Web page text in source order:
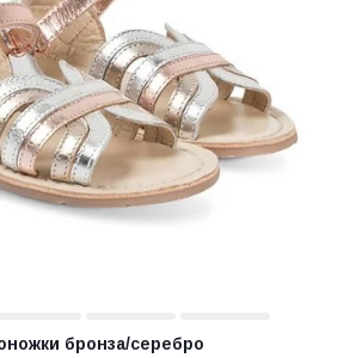
бронза/серебро